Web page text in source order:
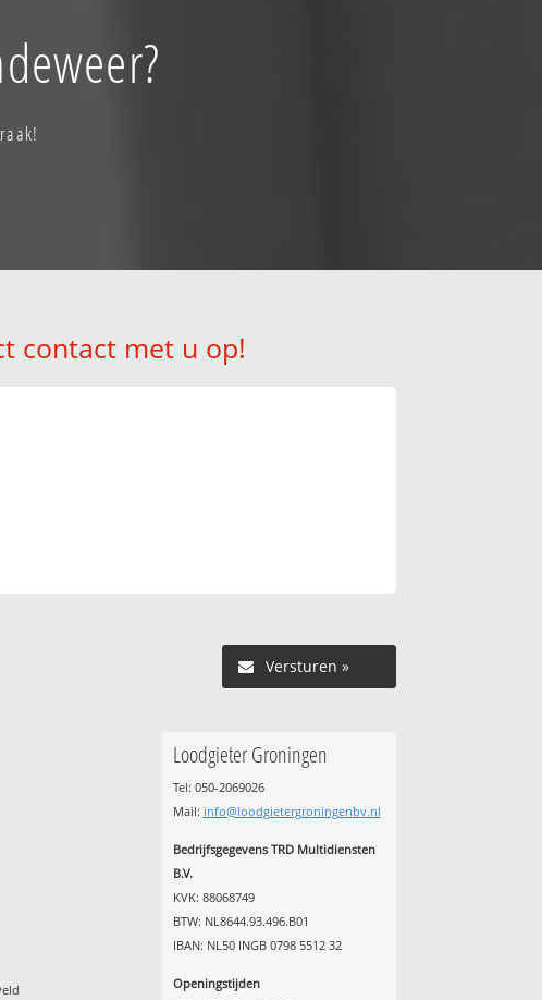
contact met u op!
Versturen »
Loodgieter Groningen
Tel: 050-2069026
Mail: info@loodgietergroningenbv.nl
Bedrijfsgegevens TRD Multidiensten
B.V.
KVK: 88068749
BTW: NL8644.93.496.B01
IBAN: NL50 INGB 0798 5512 32
Openingstijden